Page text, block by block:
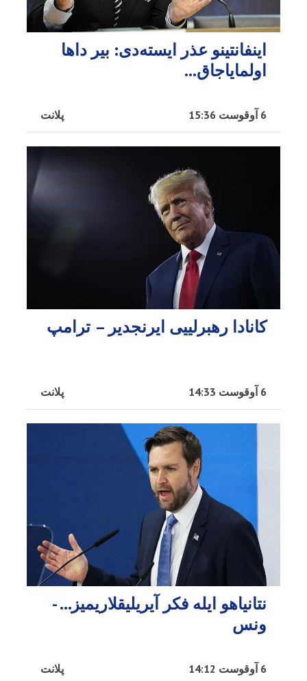
اینفانتینو عذر ایسته‌دی: بیر داها
اولمایاجاق…
پلانت 6 آوقوست 15:36
کانادا رهبرلییی ایرنجدیر – ترامپ
پلانت 6 آوقوست 14:33
نتانیاهو ایله فکر آیریلیقلاریمیز… -
ونس
پلانت 6 آوقوست 14:12